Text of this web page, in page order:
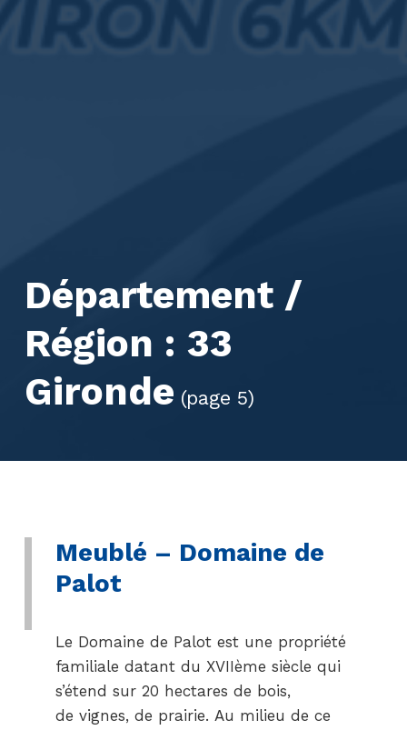
Département /
Région : 33
Gironde (page 5)
Meublé – Domaine de
Palot
Le Domaine de Palot est une propriété
familiale datant du XVIIème siècle qui
s’étend sur 20 hectares de bois,
de vignes, de prairie. Au milieu de ce